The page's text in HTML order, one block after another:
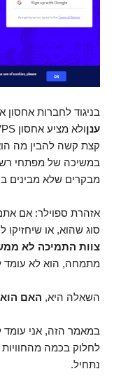
בניגוד לחברות אחסון
ענן
קצת קשה להבין מה
במשיכה של מפתחי
מבקרים שלא מבינים
אזהרת ספוילר: אם
סוג שהוא, או
צוות התמיכה לא
מתמחה, הוא לא עומד
השאלה היא, האם
במאמר הזה, אני עומד
לחלוק בכמה מהחוויות
נתחיל.